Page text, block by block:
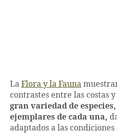
La Flora y la Fauna
contrastes entre las costas
gran variedad de
ejemplares de cada una,
adaptados a las